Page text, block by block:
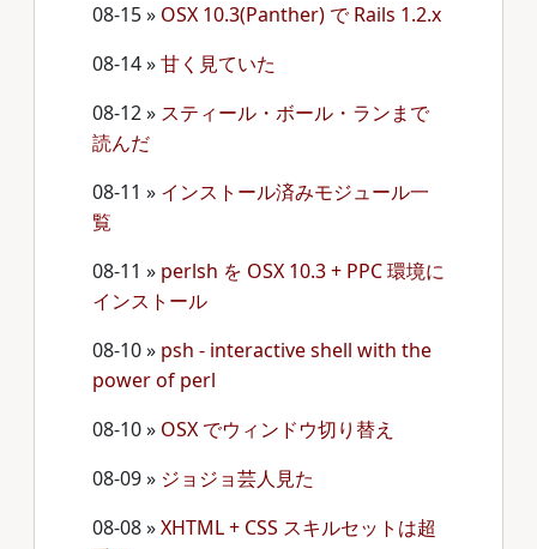
08-15» OSX 10.3(Panther) で Rails 1.2.x
08-14»甘く見ていた
08-12» スティール・ボール・ランまで
読んだ
08-11 » インストール済みモジュール一
覧
08-11 » perlsh を OSX 10.3 + PPC 環境に
インストール
08-10» psh - interactive shell with the
power of perl
08-10» OSX でウィンドウ切り替え
08-09» ジョジョ芸人見た
08-08»XHTML + CSS スキルセットは超